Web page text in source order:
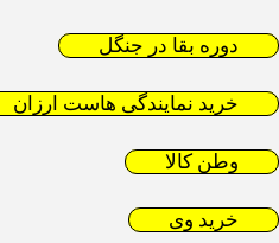
دوره بقا در جنگل
خرید نمایندگی هاست ارزان
وطن کالا
خرید وی